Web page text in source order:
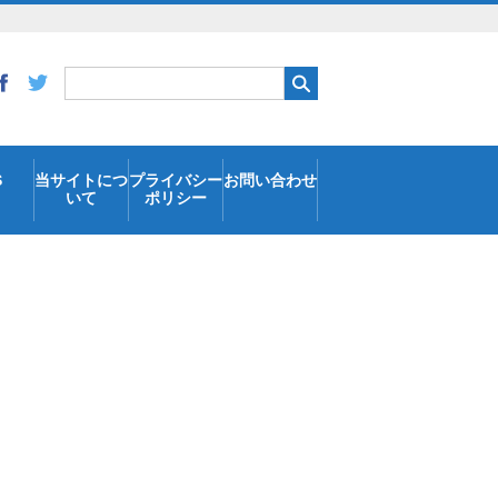
当サイトにつ
いて
プライバシー
ポリシー
お問い合わせ